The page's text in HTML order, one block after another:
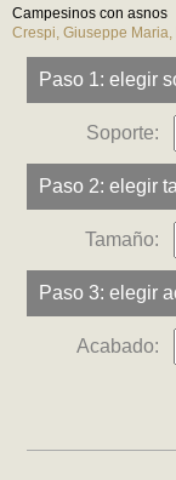
Campesinos con asnos
Crespi, Giuseppe
Paso 1: elegir
Soporte:
Paso 2: elegir
Tamaño:
Paso 3: elegir
Acabado: